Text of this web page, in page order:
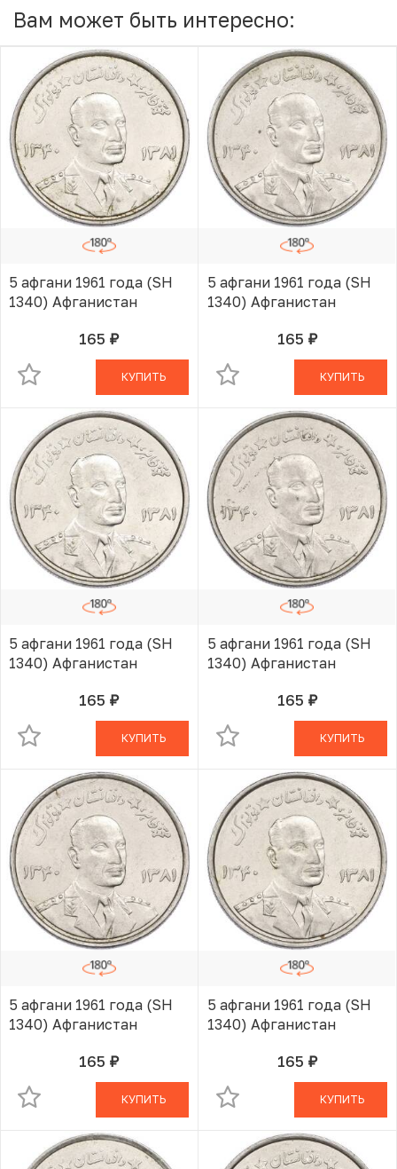
Вам может быть интересно:
5 афгани 1961 года (SH
1340) Афганистан
165 руб.В КОРЗИНЕ
КУПИТЬ
5 афгани 1961 года (SH
1340) Афганистан
165 руб.В КОРЗИНЕ
КУПИТЬ
5 афгани 1961 года (SH
1340) Афганистан
165 руб.В КОРЗИНЕ
КУПИТЬ
5 афгани 1961 года (SH
1340) Афганистан
165 руб.В КОРЗИНЕ
КУПИТЬ
5 афгани 1961 года (SH
1340) Афганистан
165 руб.В КОРЗИНЕ
КУПИТЬ
5 афгани 1961 года (SH
1340) Афганистан
165 руб.В КОРЗИНЕ
КУПИТЬ